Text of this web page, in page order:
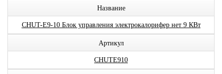
Название
CHUT-E9-10 Блок управления электрокалорифер нет 9 КВт
Артикул
CHUTE910